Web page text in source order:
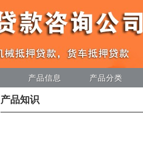
产品信息 产品分类
产品知识